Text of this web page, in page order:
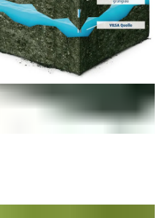
Wasser beim Versickerungsprozess
hat. Natürliches
wird im Gegensatz zu
aus Tiefen noch unterhalb
gewonnen.
hat es einen natürlichen Filterungs-
durchlaufen, der
so wertvoll macht.